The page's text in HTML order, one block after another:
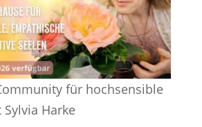
für hochsensible
Harke